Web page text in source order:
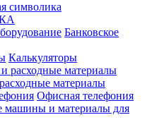
символика
Банковское
Калькуляторы
материалы
Офисная телефония